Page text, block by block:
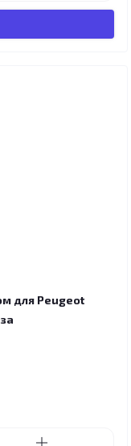
для Peugeot